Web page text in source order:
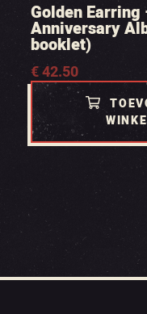
Golden Earring
Anniversary
booklet)
€42.50